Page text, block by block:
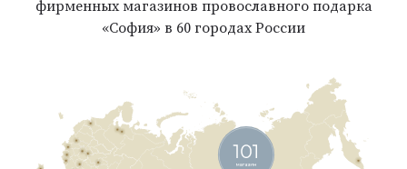
фирменных магазинов провославного подарка
«София» в 60 городах России